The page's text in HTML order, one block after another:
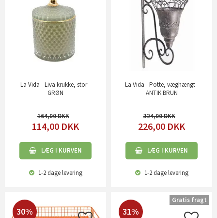
La Vida - Liva krukke, stor -
GRØN
164,00
114,00 DKK
LÆG I KURVEN
1-2 dagelevering
La Vida - Potte, væghængt -
ANTIK BRUN
324,00
226,00 DKK
LÆG I KURVEN
1-2 dagelevering
30% 31%
Gratis fragt